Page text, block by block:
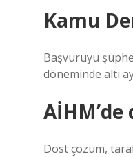
Kamu
Başvuruyu
döneminde altı
Dost çözüm,